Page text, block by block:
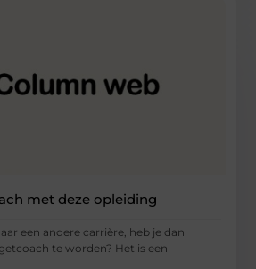
met deze opleiding
een andere carrière, heb je dan
te worden? Het is een